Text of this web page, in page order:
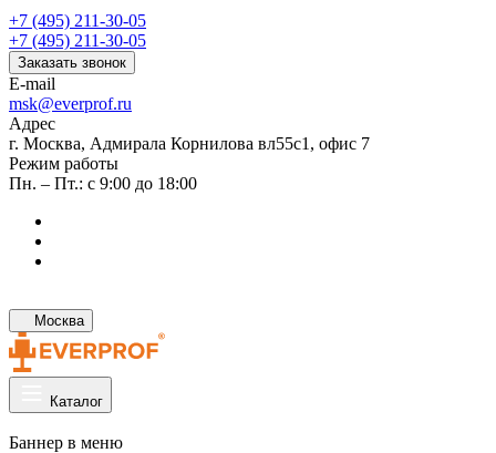
+7 (495) 211-30-05
+7 (495) 211-30-05
Заказать звонок
E-mail
msk@everprof.ru
Адрес
г. Москва, Адмирала Корнилова вл55с1, офис 7
Режим работы
Пн. – Пт.: с 9:00 до 18:00
Москва
Каталог
Баннер в меню